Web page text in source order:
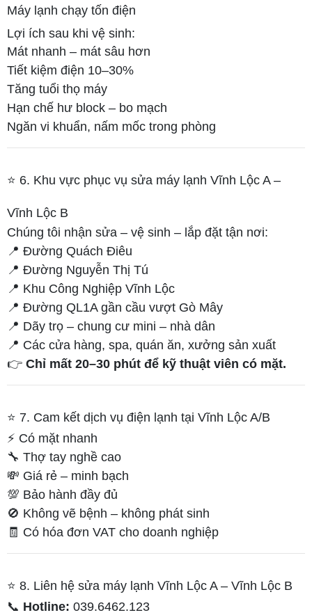
Máy lạnh chạy tốn điện
Lợi ích sau khi vệ sinh:
Mát nhanh – mát sâu hơn
Tiết kiệm điện 10–30%
Tăng tuổi thọ máy
Hạn chế hư block – bo mạch
Ngăn vi khuẩn, nấm mốc trong phòng
⭐ 6. Khu vực phục vụ sửa máy lạnh Vĩnh Lộc A –
Vĩnh Lộc B
Chúng tôi nhận sửa – vệ sinh – lắp đặt tận nơi:
📍 Đường Quách Điêu
📍 Đường Nguyễn Thị Tú
📍 Khu Công Nghiệp Vĩnh Lộc
📍 Đường QL1A gần cầu vượt Gò Mây
📍 Dãy trọ – chung cư mini – nhà dân
📍 Các cửa hàng, spa, quán ăn, xưởng sản xuất
👉 Chỉ mất 20–30 phút để kỹ thuật viên có mặt.
⭐ 7. Cam kết dịch vụ điện lạnh tại Vĩnh Lộc A/B
⚡ Có mặt nhanh
🔧 Thợ tay nghề cao
💸 Giá rẻ – minh bạch
💯 Bảo hành đầy đủ
🚫 Không vẽ bệnh – không phát sinh
🧾 Có hóa đơn VAT cho doanh nghiệp
⭐ 8. Liên hệ sửa máy lạnh Vĩnh Lộc A – Vĩnh Lộc B
📞 Hotline: 039.6462.123